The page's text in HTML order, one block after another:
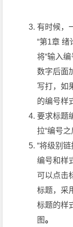
有时候，
“第1章 绪
将“输入编
数字后面
写打，如
的编号样
要求标题
拉“编号之
“将级别
编号和样
可以点击
标题，采
标题的样
图。